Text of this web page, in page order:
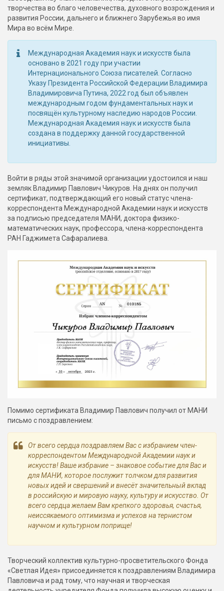
творчества во благо человечества, духовного возрождения и
развития России, дальнего и ближнего Зарубежья во имя
Мира во всём Мире.
Международная Академия наук и искусств была
основано в 2021 году при участии
Интернационального Союза писателей. Согласно
Указу Президента Российской Федерации Владимира
Владимировича Путина, 2022 год был объявлен
международным годом фундаментальных наук и
посвящён культурному наследию народов России.
Международная Академия наук и искусств была
создана в поддержку данной государственной
инициативы.
Войти в ряды этой значимой организации удостоился и наш
земляк Владимир Павлович Чикуров. На днях он получил
сертификат, подтверждающий его новый статус члена-
корреспондента Международной Академии наук и искусств
за подписью председателя МАНИ, доктора физико-
математических наук, профессора, члена-корреспондента
РАН Гаджимета Сафаралиева.
Помимо сертификата Владимир Павлович получил от МАНИ
письмо с поздравлением:
От всего сердца поздравляем Вас с избранием член-
корреспондентом Международной Академии наук и
искусств! Ваше избрание – знаковое событие для Вас и
для МАНИ, которое послужит толчком для развития
новых идей и свершений и внесёт значительный вклад
в российскую и мировую науку, культуру и искусство. От
всего сердца желаем Вам крепкого здоровья, счастья,
неиссякаемого оптимизма и успехов на тернистом
научном и культурном поприще!
Творческий коллектив культурно-просветительского Фонда
«Светлая Идея» присоединяется к поздравлениям Владимира
Павловича и рад тому, что научная и творческая